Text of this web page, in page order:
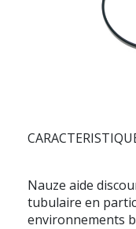
Nauze aide
tubulaire en
environnements